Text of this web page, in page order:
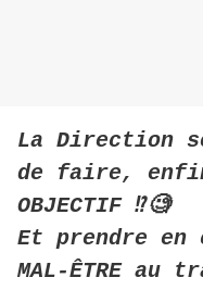
La Direction
de faire, enfin,
OBJECTIF ⁉🧐
Et prendre en
MAL-ÊTRE